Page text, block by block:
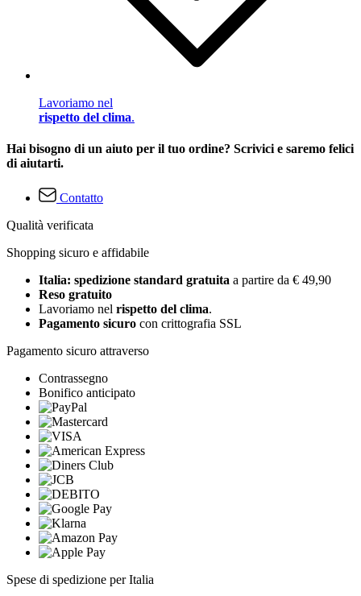
Lavoriamo nel
rispetto del clima.
Hai bisogno di un aiuto per il tuo ordine? Scrivici e saremo felici
di aiutarti.
Contatto
Qualità verificata
Shopping sicuro e affidabile
Italia: spedizione standard gratuita a partire da € 49,90
Reso gratuito
Lavoriamo nel rispetto del clima.
Pagamento sicuro con crittografia SSL
Pagamento sicuro attraverso
Contrassegno
Bonifico anticipato
Spese di spedizione per Italia